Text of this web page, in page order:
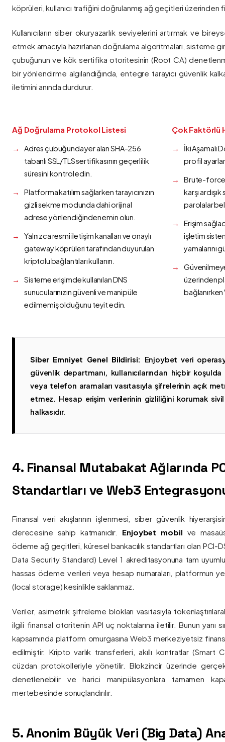
köprüleri, kullanıcı trafiğini doğrulanmış ağ geçitleri üzerinden
Kullanıcıların siber okuryazarlık seviyelerini artırmak ve
etmek amacıyla hazırlanan doğrulama algoritmaları, sisteme
çubuğunun ve kök sertifika otoritesinin (Root CA)
bir yönlendirme algılandığında, entegre tarayıcı güvenlik
iletimini anında durdurur.
Ağ Doğrulama Protokol Listesi
Adres çubuğunda yer alan SHA-256
tabanlı SSL/TLS sertifikasının geçerlilik
süresini kontrol edin.
Platforma katılım sağlarken tarayıcınızın
gizli sekme modunda dahi orijinal
adrese yönlendiğinden emin olun.
Yalnızca resmi iletişim kanalları ve onaylı
gateway köprüleri tarafından duyurulan
kriptolu bağlantıları kullanın.
Sisteme erişimde kullanılan DNS
sunucularınızın güvenli ve manipüle
edilmemiş olduğunu teyit edin.
Çok Faktörlü
İki Aşamalı
profil
Brute-force
karşı
parolalar
Erişim
işletim
yamalarını
üzerinden
bağlanırken
Siber Emniyet Genel Bildirisi:
Enjoybet veri
güvenlik departmanı, kullanıcılarından hiçbir
veya telefon aramaları vasıtasıyla şifrelerinin açık
etmez. Hesap erişim verilerinin gizliliğini korumak
halkasıdır.
4. Finansal Mutabakat Ağlarında
Standartları ve Web3
Finansal veri akışlarının işlenmesi, siber güvenlik
derecesine sahip katmanıdır. Enjoybet mobil ve
ödeme ağ geçitleri, küresel bankacılık standartları olan PCI-
Data Security Standard) Level 1 akreditasyonuna tam
hassas ödeme verileri veya hesap numaraları, platformun
(local storage) kesinlikle saklanmaz.
Veriler, asimetrik şifreleme blokları vasıtasıyla
ilgili finansal otoritenin API uç noktalarına iletilir. Bunun yanı
kapsamında platform omurgasına Web3 merkeziyetsiz
edilmiştir. Kripto varlık transferleri, akıllı kontratlar (Smart
cüzdan protokolleriyle yönetilir. Blokzincir üzerinde
denetlenebilir ve harici manipülasyonlara tamamen
mertebesinde sonuçlandırılır.
5. Anonim Büyük Veri (Big Data)